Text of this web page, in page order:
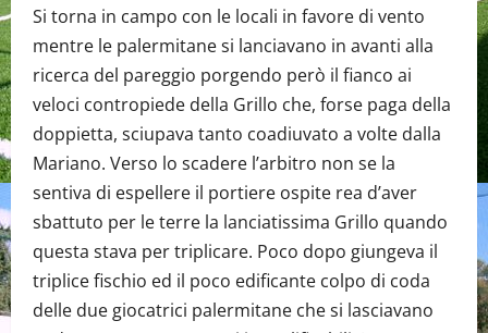
Si torna in campo con le locali in favore di vento
mentre le palermitane si lanciavano in avanti alla
ricerca del pareggio porgendo però il fianco ai
veloci contropiede della Grillo che, forse paga della
doppietta, sciupava tanto coadiuvato a volte dalla
Mariano. Verso lo scadere l’arbitro non se la
sentiva di espellere il portiere ospite rea d’aver
sbattuto per le terre la lanciatissima Grillo quando
questa stava per triplicare. Poco dopo giungeva il
triplice fischio ed il poco edificante colpo di coda
delle due giocatrici palermitane che si lasciavano